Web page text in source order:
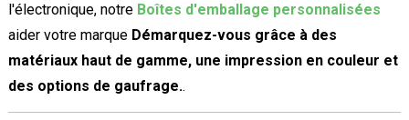
l'électronique, notre Boîtes d'emballage personnalisées
aider votre marque Démarquez-vous grâce à des
matériaux haut de gamme, une impression en couleur et
des options de gaufrage..